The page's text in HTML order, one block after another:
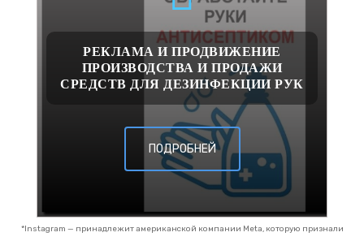
РЕКЛАМА И ПРОДВИЖЕНИЕ
ПРОИЗВОДСТВА И ПРОДАЖИ
СРЕДСТВ ДЛЯ ДЕЗИНФЕКЦИИ РУК
ПОДРОБНЕЙ
*Instagram — принадлежит американской компании Meta, которую признали